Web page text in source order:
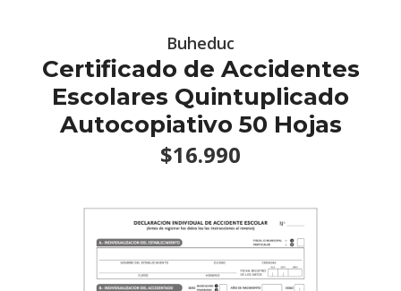
Buheduc
Certificado de Accidentes
Escolares Quintuplicado
Autocopiativo 50 Hojas
$16.990